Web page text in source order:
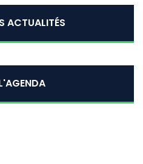
ACTUALITÉS